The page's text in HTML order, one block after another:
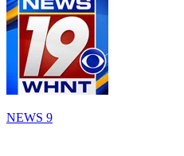
NEWS 9